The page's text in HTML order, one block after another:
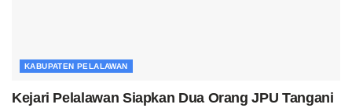
KABUPATEN PELALAWAN
Kejari Pelalawan Siapkan Dua Orang JPU Tangani